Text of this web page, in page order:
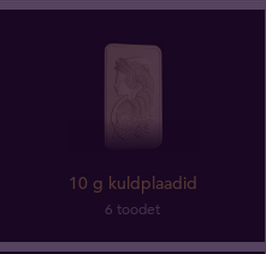
10 g kuldplaadid
6 toodet